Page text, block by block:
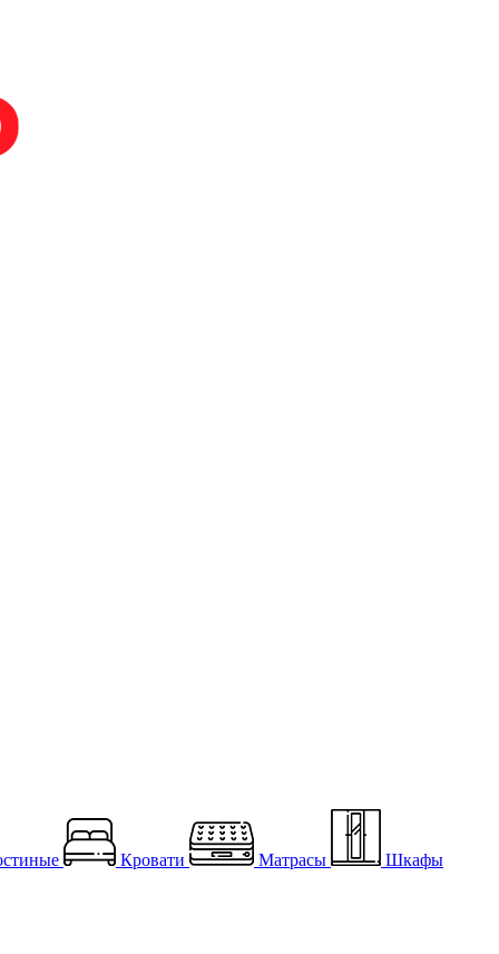
Кровати Матрасы Шкафы